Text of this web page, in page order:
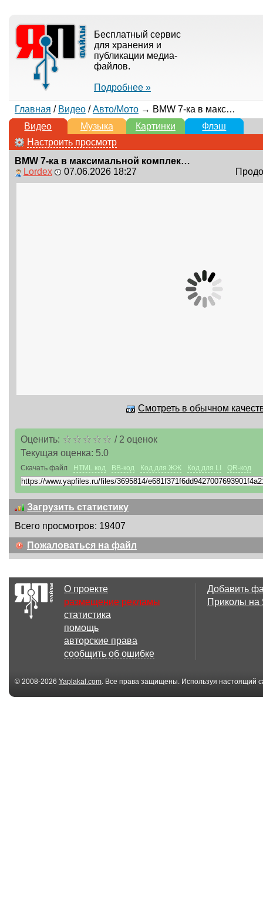
Бесплатный сервис
для хранения и
публикации медиа-
файлов.
Подробнее »
Главная / Видео/Авто/Мото→ BMW 7-ка в максимальной комплектации
Видео
Музыка Картинки
Флэш
Настроить просмотр
BMW 7-ка в максимальной комплектации
Lordex
07.06.2026 18:27
Смотреть в обычном
Оценить: / 2 оценок
Текущая оценка: 5.0
Скачать файл HTML код BB-код Код для ЖЖ Код для LI QR-код
Загрузить статистику
Всего просмотров: 19407
Пожаловаться на файл
О проекте
размещение рекламы
статистика
помощь
авторские права
сообщить об ошибке
Добавить
Приколы
© 2008-2026 Yaplakal.com. Все права защищены. Используя настоящий